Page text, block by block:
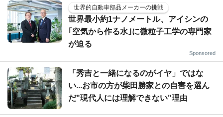
世界的自動車部品メーカーの挑戦
世界最小約1ナノメートル、アイシンの
｢空気から作る水｣に微粒子工学の専門家
が迫る
Sponsored
「秀吉と一緒になるのがイヤ」ではな
い...お市の方が柴田勝家との自害を選ん
だ"現代人には理解できない"理由